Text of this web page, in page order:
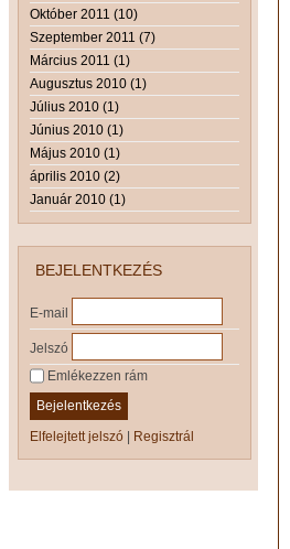
Október 2011 (10)
Szeptember 2011 (7)
Március 2011 (1)
Augusztus 2010 (1)
Július 2010 (1)
Június 2010 (1)
Május 2010 (1)
április 2010 (2)
Január 2010 (1)
BEJELENTKEZÉS
E-mail
Jelszó
Emlékezzen rám
Bejelentkezés
Elfelejtett jelszó | Regisztrál